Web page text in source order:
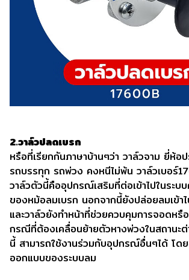
2.วาล์วปลดเบรก
หรือที่เรียกกันภาษาบ้านๆว่า วาล์วจาม ยี่ห้อ
รถบรรทุก รถพ่วง คงหนีไม่พ้น วาล์วเบอร์
วาล์วตัวนี้คืออุปกรณ์เสริมที่ต่อเข้าไปในระบ
ของหม้อลมเบรก นอกจากนี้ยังปล่อยลมเข้าไ
และวาล์วยังทำหน้าที่ช่วยควบคุมการจอดหรื
กรณีที่ต้องเคลื่อนย้ายตัวหางพ่วงในสถานะ
นี้ สามารถใช้งานร่วมกับอุปกรณ์อื่นๆได้ โด
ออกแบบของระบบลม